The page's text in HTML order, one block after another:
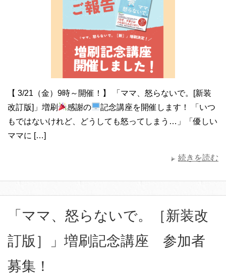
【 3/21（金）9時～開催！】 「ママ、怒らないで。[新装
改訂版]」増刷
感謝の
記念講座を開催します！ 「いつ
もではないけれど、どうしても怒ってしまう…」「優しい
ママに […]
続きを読む
「ママ、怒らないで。［新装改
訂版］」増刷記念講座 参加者
募集！